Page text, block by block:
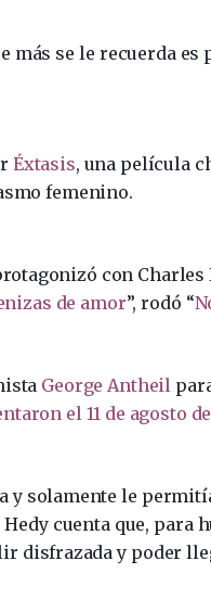
más se le recuerda es
Éxtasis, una película
femenino.
con
de amor”, rodó “
George Antheil
el 11 de agosto de
y solamente le
cuenta que, para
disfrazada y poder